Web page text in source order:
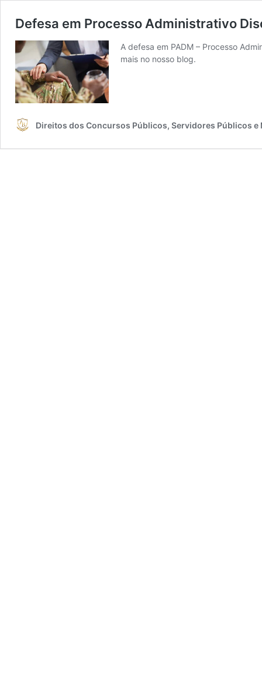
Defesa em Processo Administrativo
A defesa em PADM – Processo
mais no nosso blog.
Direitos dos Concursos Públicos, Servidores Públicos e